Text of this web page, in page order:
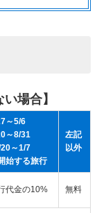
場合】
～5/6
～8/31
～1/7
始する旅行
左記
以外
代金の10% 無料